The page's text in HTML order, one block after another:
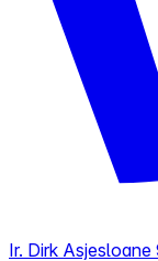
Ir. Dirk Asjesloane